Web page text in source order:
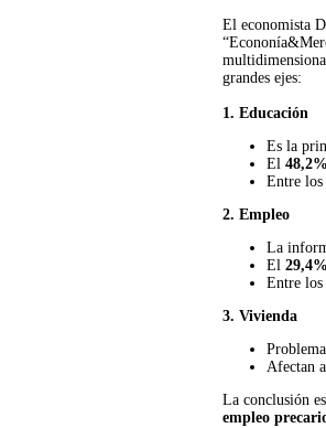
El economista
grandes ejes:
1. Educación
Es la
El
Entre los
2. Empleo
La
El
Entre los
3. Vivienda
Afectan
La conclusión
empleo